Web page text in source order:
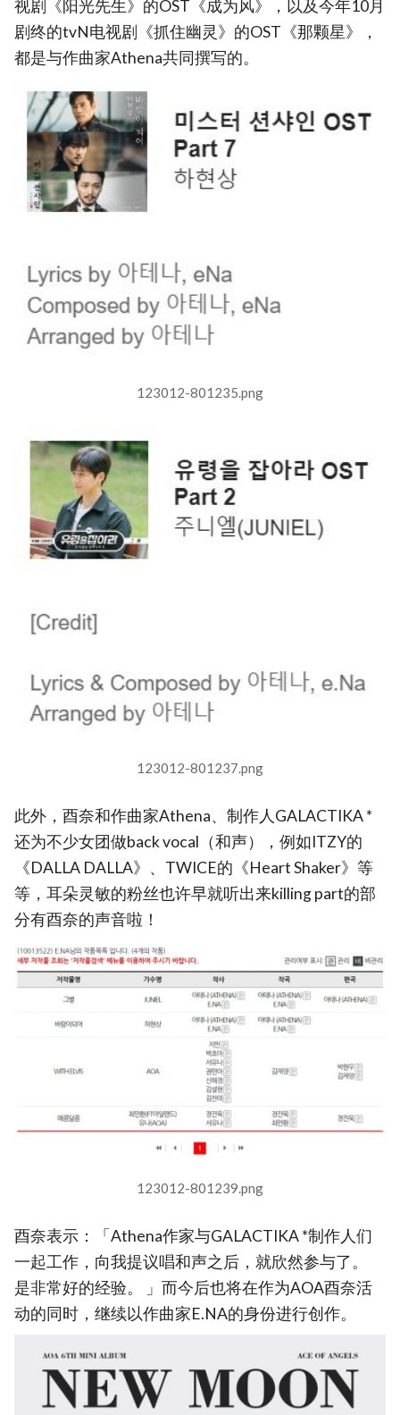
视剧《阳光先生》的OST《成为风》，以及今年10月
剧终的tvN电视剧《抓住幽灵》的OST《那颗星》，
都是与作曲家Athena共同撰写的。
123012-801235.png
123012-801237.png
此外，酉奈和作曲家Athena、制作人GALACTIKA *
还为不少女团做back vocal（和声），例如ITZY的
《DALLA DALLA》、TWICE的《Heart Shaker》等
等，耳朵灵敏的粉丝也许早就听出来killing part的部
分有酉奈的声音啦！
123012-801239.png
酉奈表示：「Athena作家与GALACTIKA *制作人们
一起工作，向我提议唱和声之后，就欣然参与了。
是非常好的经验。 」而今后也将在作为AOA酉奈活
动的同时，继续以作曲家E.NA的身份进行创作。